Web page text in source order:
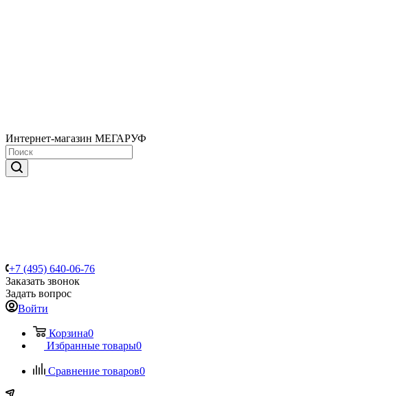
Интернет-магазин МЕГАРУФ
+7 (495) 640-06-76
Заказать звонок
Задать вопрос
Войти
Корзина0
Избранные товары0
Сравнение товаров0